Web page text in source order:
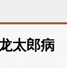
太郎病